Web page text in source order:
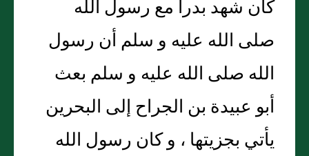
كان شهد بدراً مع رسول الله
صلى الله عليه و سلم أن رسول
الله صلى الله عليه و سلم بعث
أبو عبيدة بن الجراح إلى البحرين
يأتي بجزيتها ، و كان رسول الله